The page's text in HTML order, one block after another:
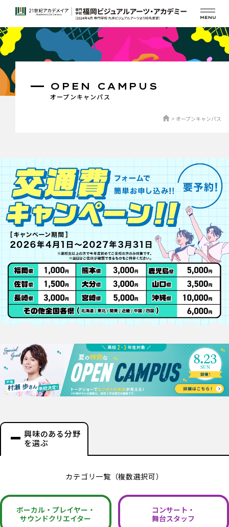
オープンキャンパス
OPEN CAMPUS
オープンキャンパス
興味のある分野
を選ぶ
カテゴリ一覧（複数選択可）
ボーカル・ プレイヤー・
サウンドクリエイター
コンサート・
舞台スタッフ